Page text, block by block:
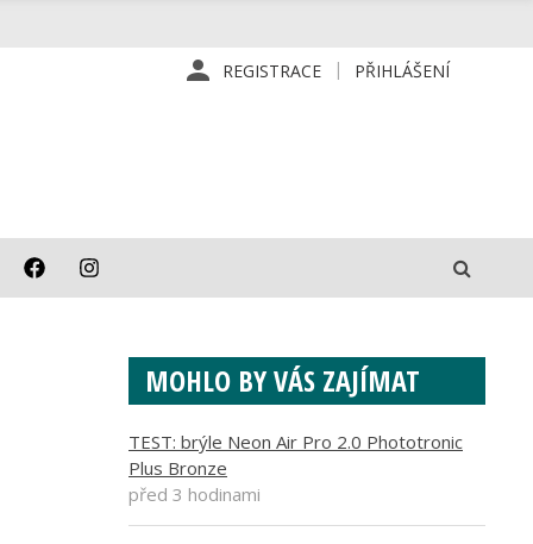
REGISTRACE PŘIHLÁŠENÍ
MOHLO BY VÁS ZAJÍMAT
TEST: brýle Neon Air Pro 2.0 Phototronic
Plus Bronze
před 3 hodinami